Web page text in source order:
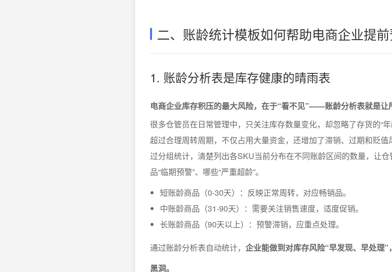
二、账龄统计模板如何帮助电商企业提
1. 账龄分析表是库存健康的晴雨表
电商企业库存积压的最大风险，在于“看不见”——账龄分析表就是让
很多仓管员在日常管理中，只关注库存数量变化，却忽略了存货的“
超过合理周转周期，不仅占用大量资金，还增加了滞销、过期和贬
过分组统计，清楚列出各SKU当前分布在不同账龄区间的数量，让
品“临期预警”、哪些“严重超龄”。
短账龄商品（0-30天）：反映正常周转，对应畅销品。
中账龄商品（31-90天）：需要关注销售速度，适度促销。
长账龄商品（90天以上）：预警滞销，应重点处理。
通过账龄分析表自动统计， 企业能做到对库存风险“早发现、早处理
黑洞。